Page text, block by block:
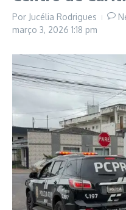
Por Jucélia Rodrigues
março 3, 2026 1:18 pm